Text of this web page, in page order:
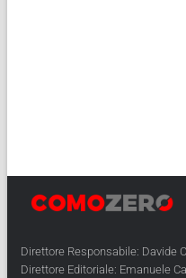
Direttore Responsabile: Davide
Direttore Editoriale: Emanuele